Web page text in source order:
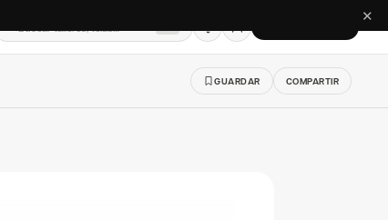
✕
GUARDAR COMPARTIR